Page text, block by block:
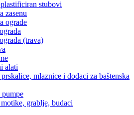
stubovi
zasenu
ograde
(trava)
alati
mlaznice i dodaci za baštenska
grablje, budaci